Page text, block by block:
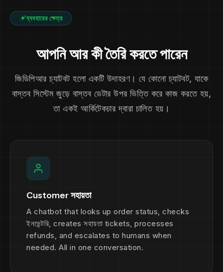
ব্যবহারের ক্ষেত্র
আপনি আর কী তৈরি করতে পারেন
জিডিপিআর চ্যাটবট হলো একটি উদাহরণ। যে কোনো চ্যাটবট, যাকে
বাস্তব সিস্টেম জুড়ে বাস্তব ডেটার উপর ভিত্তি করে কাজ করতে হয়,
তা একই আর্কিটেকচার দ্বারা চালিত হয়।
Customer সহায়তা
A chatbot that looks up order status, checks
ইনভেন্টরি, creates সহায়তা tickets, processes
refunds, and escalates to humans when
needed. All in one conversation.